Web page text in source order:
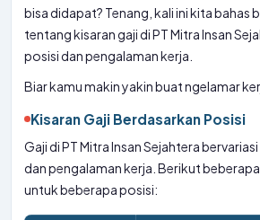
bisa didapat? Tenang, kali ini kita bahas
tentang kisaran gaji di PT Mitra Insan
posisi dan pengalaman kerja.
Biar kamu makin yakin buat ngelamar
Kisaran Gaji Berdasarkan Posisi
Gaji di PT Mitra Insan Sejahtera
dan pengalaman kerja. Berikut
untuk beberapa posisi: